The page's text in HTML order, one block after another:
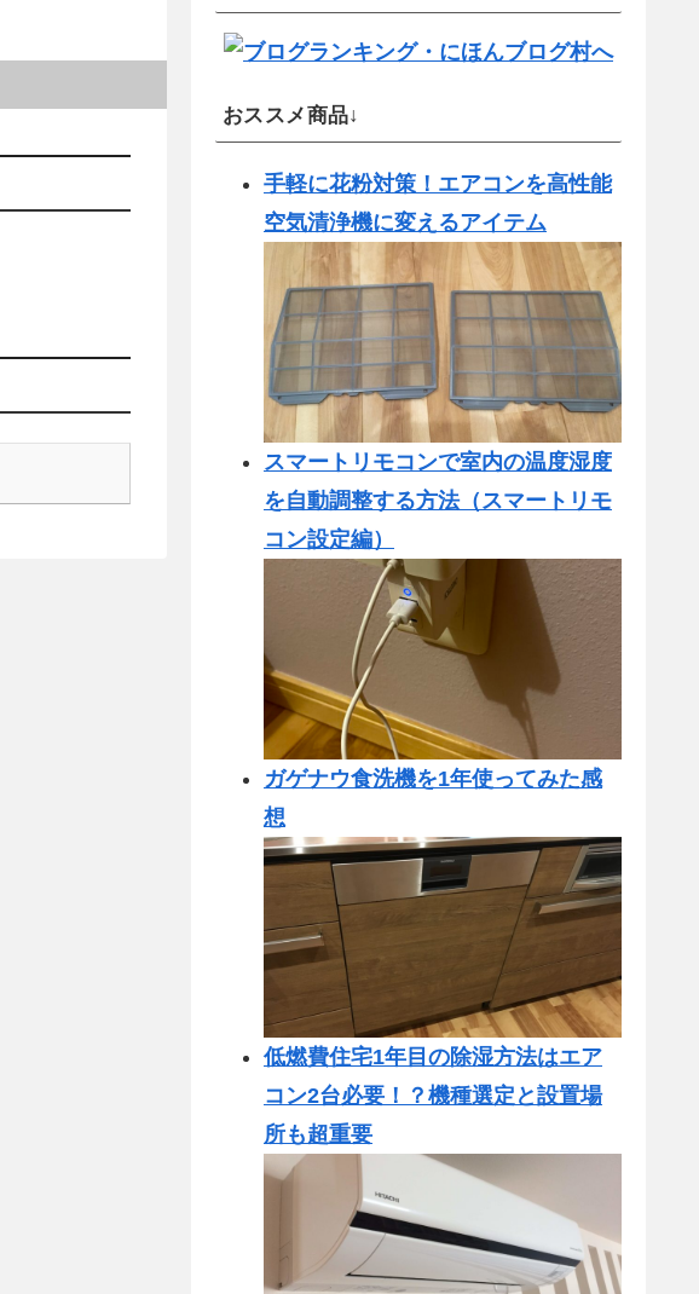
おススメ商品↓
手軽に花粉対策！エアコンを高性能
空気清浄機に変えるアイテム
スマートリモコンで室内の温度湿度
を自動調整する方法（スマートリモ
コン設定編）
ガゲナウ食洗機を1年使ってみた感
想
低燃費住宅1年目の除湿方法はエア
コン2台必要！？機種選定と設置場
所も超重要